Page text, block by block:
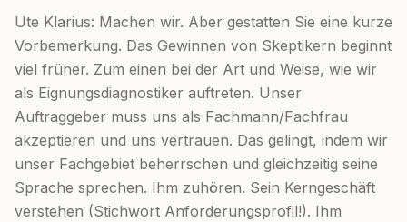
Ute Klarius: Machen wir. Aber gestatten Sie eine kurze
Vorbemerkung. Das Gewinnen von Skeptikern beginnt
viel früher. Zum einen bei der Art und Weise, wie wir
als Eignungsdiagnostiker auftreten. Unser
Auftraggeber muss uns als Fachmann/Fachfrau
akzeptieren und uns vertrauen. Das gelingt, indem wir
unser Fachgebiet beherrschen und gleichzeitig seine
Sprache sprechen. Ihm zuhören. Sein Kerngeschäft
verstehen (Stichwort Anforderungsprofil!). Ihm